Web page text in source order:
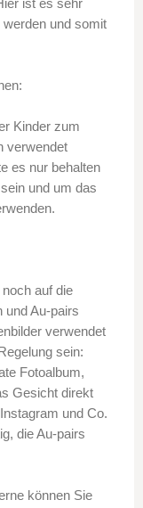
ist es sehr
und somit
Kinder zum
verwendet
es nur behalten
und um das
auf die
und Au-pairs
verwendet
sein:
Fotoalbum,
Gesicht direkt
und Co.
die Au-pairs
können Sie